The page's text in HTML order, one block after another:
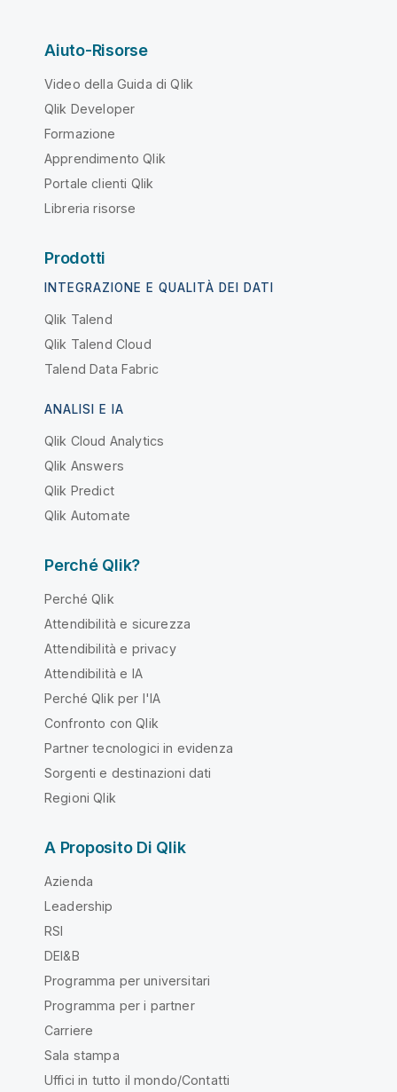
Aiuto-Risorse
Video della Guida di Qlik
Qlik Developer
Formazione
Apprendimento Qlik
Portale clienti Qlik
Libreria risorse
Prodotti
INTEGRAZIONE E QUALITÀ DEI DATI
Qlik Talend
Qlik Talend Cloud
Talend Data Fabric
ANALISI E IA
Qlik Cloud Analytics
Qlik Answers
Qlik Predict
Qlik Automate
Perché Qlik?
Perché Qlik
Attendibilità e sicurezza
Attendibilità e privacy
Attendibilità e IA
Perché Qlik per l'IA
Confronto con Qlik
Partner tecnologici in evidenza
Sorgenti e destinazioni dati
Regioni Qlik
A Proposito Di Qlik
Azienda
Leadership
RSI
DEI&B
Programma per universitari
Programma per i partner
Carriere
Sala stampa
Uffici in tutto il mondo/Contatti